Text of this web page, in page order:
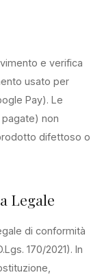
e verifica
usato per
Pay). Le
non
difettoso o
Legale
di conformità
170/2021). In